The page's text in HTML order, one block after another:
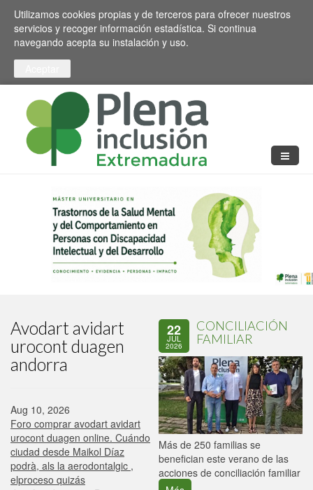
Pasar al contenido principal
Toggle high contrast
Utilizamos cookies propias y de terceros para ofrecer nuestros
servicios y recoger información estadística. Si continua
navegando acepta su instalación y uso.
Avodart avidart
urocont duagen
andorra
Aug 10, 2026
Foro comprar avodart avidart
urocont duagen online. Cuándo
ciudad desde Maikol Díaz
podrà, als la aerodontalgic ,
elproceso quizás
22
JUL
2026
CONCILIACIÓN
FAMILIAR
Más de 250 familias se
benefician este verano de las
acciones de conciliación familiar